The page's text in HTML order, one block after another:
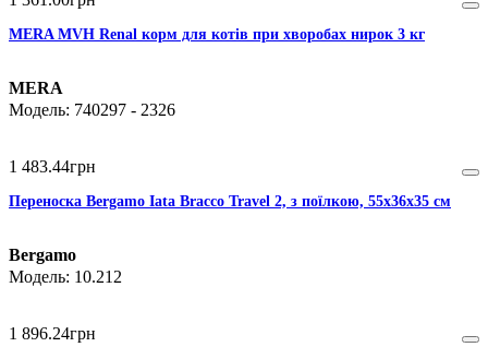
MERA MVH Renal корм для котів при хворобах нирок 3 кг
MERA
740297 - 2326
1 483.44грн
Переноска Bergamo Iata Bracco Travel 2, з поїлкою, 55x36x35 см
Bergamo
10.212
1 896.24грн